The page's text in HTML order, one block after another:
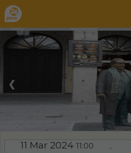
❮
11 Mar 202411:00 -